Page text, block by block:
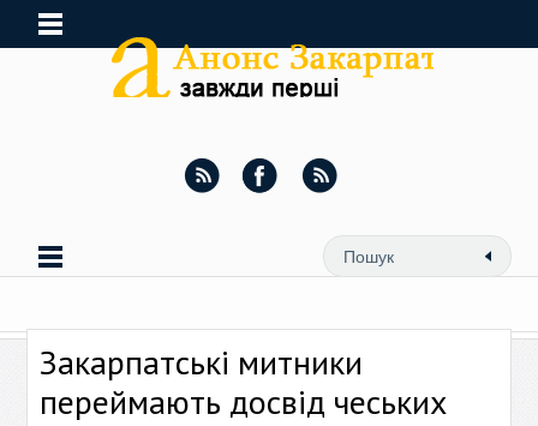
Закарпатські митники
переймають досвід чеських